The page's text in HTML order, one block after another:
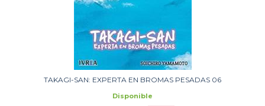
TAKAGI-SAN: EXPERTA EN BROMAS PESADAS 06
Disponible